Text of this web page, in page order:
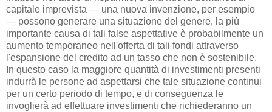
capitale imprevista — una nuova invenzione, per esempio
— possono generare una situazione del genere, la più
importante causa di tali false aspettative è probabilmente un
aumento temporaneo nell'offerta di tali fondi attraverso
l'espansione del credito ad un tasso che non è sostenibile.
In questo caso la maggiore quantità di investimenti presenti
indurrà le persone ad aspettarsi che tale situazione continui
per un certo periodo di tempo, e di conseguenza le
invoglierà ad effettuare investimenti che richiederanno un